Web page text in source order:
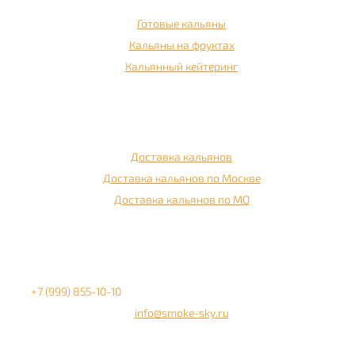
Готовые кальяны
Кальяны на фруктах
Кальянный кейтеринг
Доставка кальянов
Доставка кальянов по Москве
Доставка кальянов по МО
+7 (999) 855-10-10
info@smoke-sky.ru